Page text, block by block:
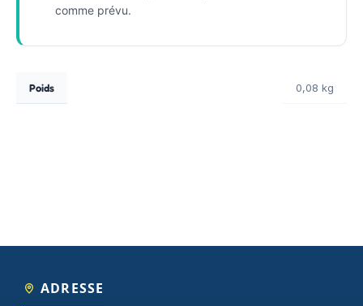
comme prévu.
Poids 0,08 kg
ADRESSE